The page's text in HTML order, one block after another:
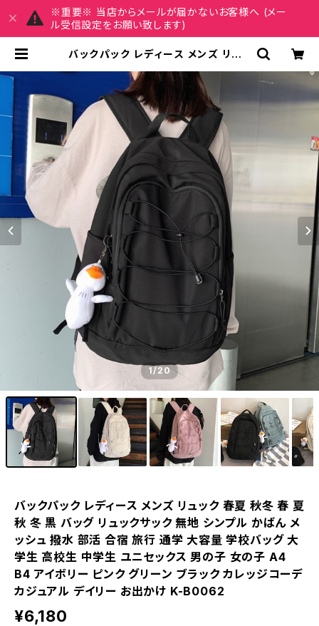
※重要※ 当店からメールが届かないお客様へ (メー
ル受信設定をお願い致します)
バックパック レディース メンズ リュッ
ュックサック 無地 シンプル かばん メ
ッシュ 撥水 部活 合宿 旅行 通学 大容
量 学校バッグ 大学生 高校生 中学生
ユニセックス 男の子 女の子 A4 B4
アイボリー ピンク グリーン ブラック
カレッジコーデ カジュアル デイリー
お出かけ K-B0062 | REIRSE レイ
ルセ 20代,30代,40代 レディースフ
ァッション 通販
1/20
バックパック レディース メンズ リュック 春夏 秋冬 春 夏
秋 冬 黒 バッグ リュックサック 無地 シンプル かばん メ
ッシュ 撥水 部活 合宿 旅行 通学 大容量 学校バッグ 大
学生 高校生 中学生 ユニセックス 男の子 女の子 A4
B4 アイボリー ピンク グリーン ブラック カレッジコーデ
カジュアル デイリー お出かけ K-B0062
¥6,180